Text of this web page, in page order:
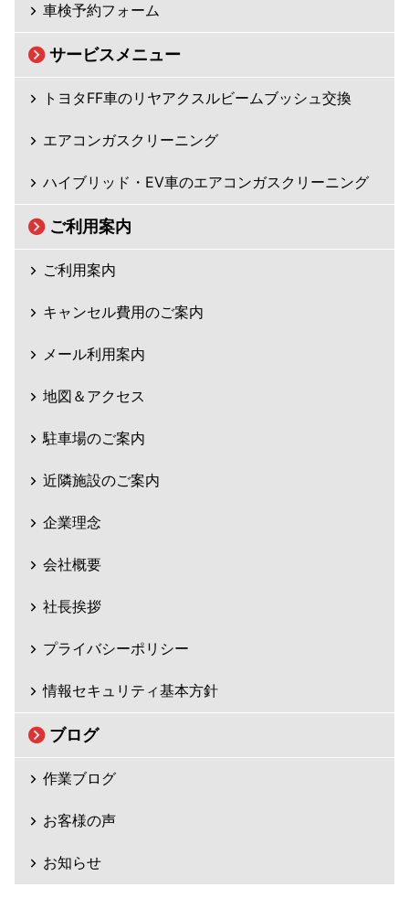
車検予約フォーム
サービスメニュー
トヨタFF車のリヤアクスルビームブッシュ交換
エアコンガスクリーニング
ハイブリッド・EV車のエアコンガスクリーニング
ご利用案内
ご利用案内
キャンセル費用のご案内
メール利用案内
地図＆アクセス
駐車場のご案内
近隣施設のご案内
企業理念
会社概要
社長挨拶
プライバシーポリシー
情報セキュリティ基本方針
ブログ
作業ブログ
お客様の声
お知らせ